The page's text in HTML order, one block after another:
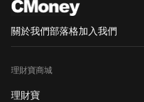
關於我們部落格加入我們
理財寶商城
理財寶